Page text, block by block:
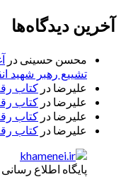
آخرین دیدگاه‌ها
محسن حسینی در
تشییع رهبر شهید
علیرضا در کتاب
علیرضا در کتاب
علیرضا در کتاب
علیرضا در کتاب
پایگاه اطلاع